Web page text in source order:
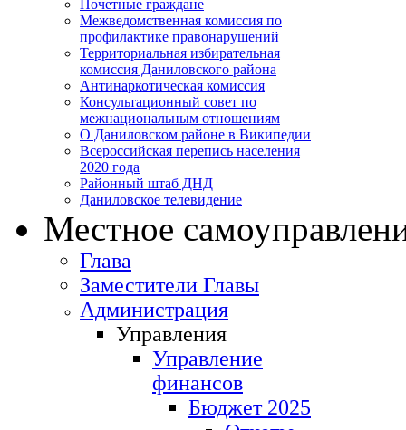
Почетные граждане
Межведомственная комиссия по
профилактике правонарушений
Территориальная избирательная
комиссия Даниловского района
Антинаркотическая комиссия
Консультационный совет по
межнациональным отношениям
О Даниловском районе в Википедии
Всероссийская перепись населения
2020 года
Районный штаб ДНД
Даниловское телевидение
Местное
Глава
Заместители Главы
Администрация
Управления
Управление
финансов
Бюджет 2025